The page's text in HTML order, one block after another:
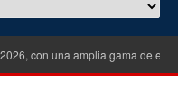
con una amplia gama de